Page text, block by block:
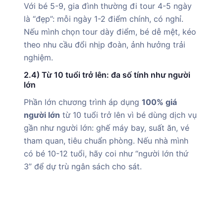
Với bé 5-9, gia đình thường đi tour 4-5 ngày
là “đẹp”: mỗi ngày 1-2 điểm chính, có nghỉ.
Nếu mình chọn tour dày điểm, bé dễ mệt, kéo
theo nhu cầu đổi nhịp đoàn, ảnh hưởng trải
nghiệm.
2.4) Từ 10 tuổi trở lên: đa số tính như người
lớn
Phần lớn chương trình áp dụng 100% giá
người lớn từ 10 tuổi trở lên vì bé dùng dịch vụ
gần như người lớn: ghế máy bay, suất ăn, vé
tham quan, tiêu chuẩn phòng. Nếu nhà mình
có bé 10-12 tuổi, hãy coi như “người lớn thứ
3” để dự trù ngân sách cho sát.